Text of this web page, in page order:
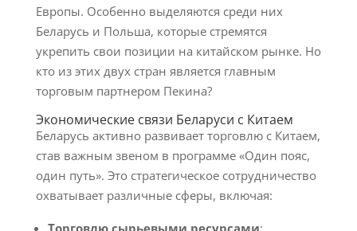
Европы. Особенно выделяются среди них
Беларусь и Польша, которые стремятся
укрепить свои позиции на китайском рынке. Но
кто из этих двух стран является главным
торговым партнером Пекина?
Экономические связи Беларуси с Китаем
Беларусь активно развивает торговлю с Китаем,
став важным звеном в программе «Один пояс,
один путь». Это стратегическое сотрудничество
охватывает различные сферы, включая:
Торговлю сырьевыми ресурсами;